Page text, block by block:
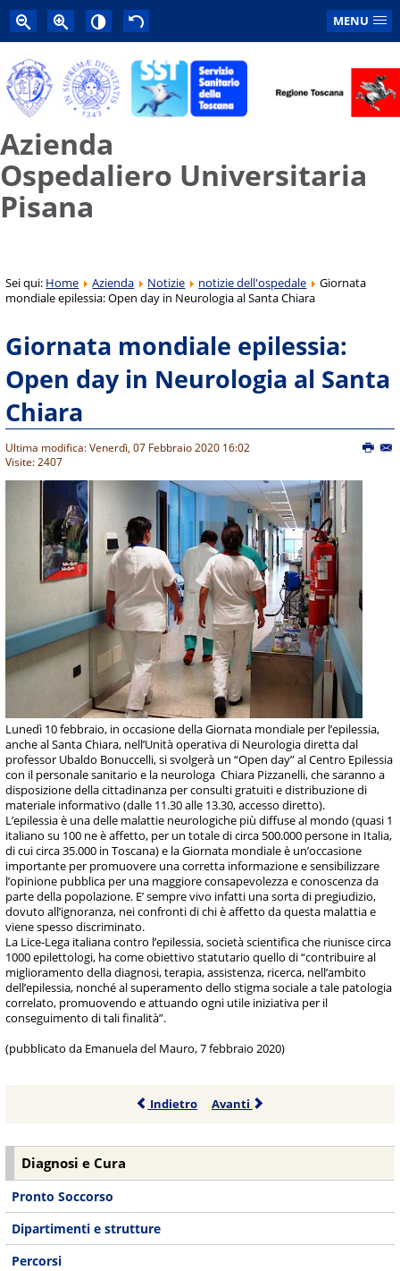
MENU
Azienda
Ospedaliero Universitaria
Pisana
Sei qui: Home Azienda Notizie notizie dell'ospedale
Giornata
mondiale epilessia: Open day in Neurologia al Santa Chiara
Giornata mondiale epilessia:
Open day in Neurologia al Santa
Chiara
Ultima modifica: Venerdì, 07 Febbraio 2020 16:02
Visite: 2407
Lunedì 10 febbraio, in occasione della Giornata mondiale per l’epilessia,
anche al Santa Chiara, nell’Unità operativa di Neurologia diretta dal
professor Ubaldo Bonuccelli, si svolgerà un “Open day” al Centro Epilessia
con il personale sanitario e la neurologa Chiara Pizzanelli, che saranno a
disposizione della cittadinanza per consulti gratuiti e distribuzione di
materiale informativo (dalle 11.30 alle 13.30, accesso diretto).
L’epilessia è una delle malattie neurologiche più diffuse al mondo (quasi 1
italiano su 100 ne è affetto, per un totale di circa 500.000 persone in Italia,
di cui circa 35.000 in Toscana) e la Giornata mondiale è un’occasione
importante per promuovere una corretta informazione e sensibilizzare
l’opinione pubblica per una maggiore consapevolezza e conoscenza da
parte della popolazione. E’ sempre vivo infatti una sorta di pregiudizio,
dovuto all’ignoranza, nei confronti di chi è affetto da questa malattia e
viene spesso discriminato.
La Lice-Lega italiana contro l’epilessia, società scientifica che riunisce circa
1000 epilettologi, ha come obiettivo statutario quello di “contribuire al
miglioramento della diagnosi, terapia, assistenza, ricerca, nell’ambito
dell’epilessia, nonché al superamento dello stigma sociale a tale patologia
correlato, promuovendo e attuando ogni utile iniziativa per il
conseguimento di tali finalità”.
(pubblicato da Emanuela del Mauro, 7 febbraio 2020)
Indietro Avanti
Diagnosi e Cura
Pronto Soccorso
Dipartimenti e strutture
Percorsi